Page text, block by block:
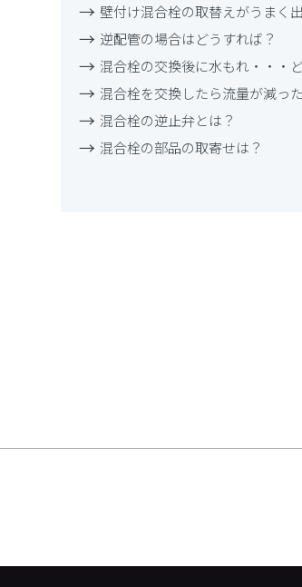
壁付け混合栓の取替えがうまく
逆配管の場合はどうすれば？
混合栓の交換後に水もれ・・・
混合栓を交換したら流量が減った
混合栓の逆止弁とは？
混合栓の部品の取寄せは？